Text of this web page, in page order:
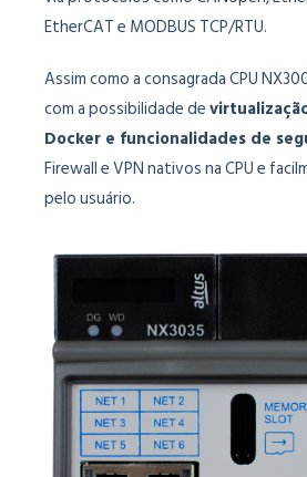
EtherCAT e MODBUS TCP/RTU.
Assim como a consagrada CPU
com a possibilidade de
Docker e funcionalidades de
Firewall e VPN nativos na CPU e
pelo usuário.